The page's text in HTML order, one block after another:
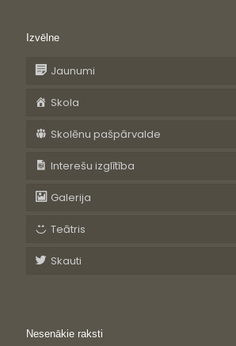
Izvēlne
Jaunumi
Skola
Skolēnu pašpārvalde
Interešu izglītība
Galerija
Teātris
Skauti
Nesenākie raksti